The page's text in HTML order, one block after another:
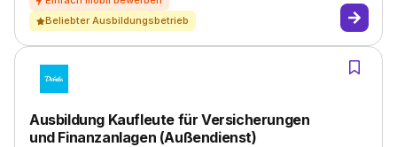
Beliebter Ausbildungsbetrieb
Ausbildung Kaufleute für Versicherungen
und Finanzanlagen (Außendienst)